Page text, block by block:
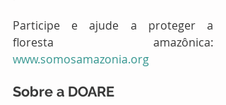
Participe e ajude a proteger a
www.somosamazonia.org
Sobre a DOARE